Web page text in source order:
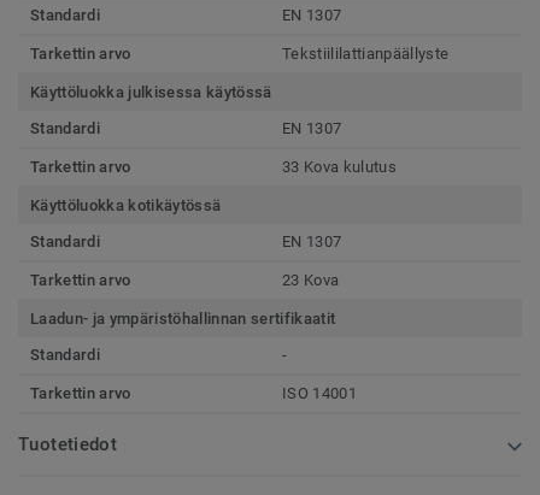
Standardi
EN 1307
Tarkettin arvo Tekstiililattianpäällyste
Käyttöluokka julkisessa käytössä
Standardi
EN 1307
Tarkettin arvo 33 Kova kulutus
Käyttöluokka kotikäytössä
Standardi
EN 1307
Tarkettin arvo 23 Kova
Laadun- ja ympäristöhallinnan sertifikaatit
Standardi
-
Tarkettin arvo ISO 14001
Tuotetiedot